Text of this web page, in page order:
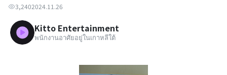
3,2402024.11.26
Kitto Entertainment
พนักงานอาศัยอยู่ในเกาหลีใต้